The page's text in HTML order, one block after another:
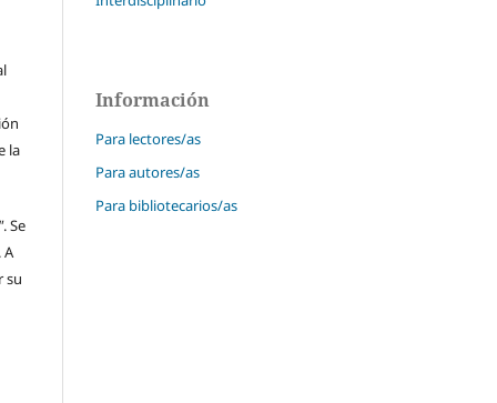
la
. Se
A
su
Información
Para lectores/as
Para autores/as
Para bibliotecarios/as